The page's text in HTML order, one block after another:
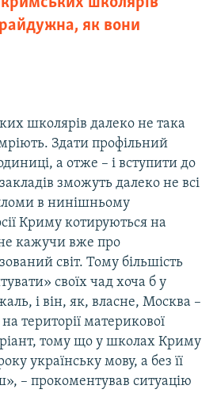
як вони
школярів далеко не така
Здати профільний
а отже – і вступити до
зможуть далеко не всі
в нинішньому
Криму котируються на
кажучи вже про
світ. Тому більшість
своїх чад хоча б у
і він, як, власне, Москва –
території материкової
тому що у школах Криму
українську мову, а без її
– прокоментував ситуацію